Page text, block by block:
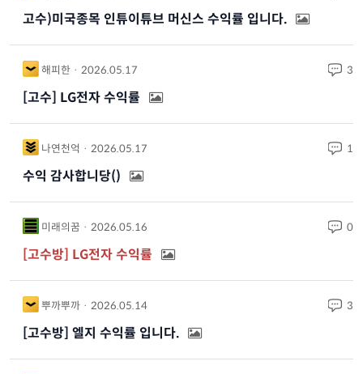
고수)미국종목 인튜이튜브 머신스 수익률 입니다.
해피한 · 2026.05.17 3
[고수] LG전자 수익률
나연천억 · 2026.05.17 1
수익 감사합니당()
미래의꿈 · 2026.05.16 0
[고수방] LG전자 수익률
뿌까뿌까 · 2026.05.14 3
[고수방] 엘지 수익률 입니다.